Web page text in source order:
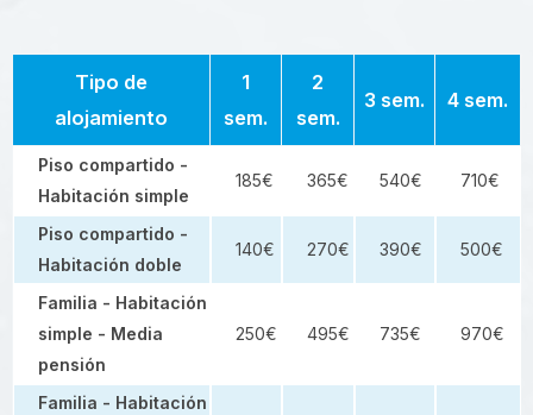
Tipo de
alojamiento
1
sem.
2
sem.
3 sem. 4 sem.
Piso compartido -
Habitación simple
185€ 365€ 540€ 710€
Piso compartido -
Habitación doble
140€ 270€ 390€ 500€
Familia - Habitación
simple - Media
pensión
250€ 495€ 735€ 970€
Familia - Habitación